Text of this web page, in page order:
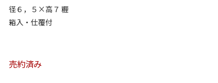
径６，５×高７ 糎
箱入・仕覆付
売約済み